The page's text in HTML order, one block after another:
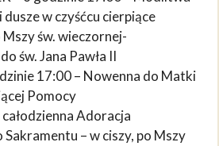
dusze w czyśćcu cierpiące
św. wieczornej-
św. Jana Pawła II
17:00 – Nowenna do Matki
Pomocy
Adoracja
– w ciszy, po Mszy